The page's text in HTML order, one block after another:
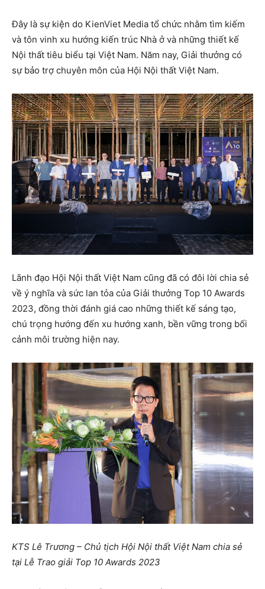
Đây là sự kiện do KienViet Media tổ chức nhằm tìm kiếm
và tôn vinh xu hướng kiến trúc Nhà ở và những thiết kế
Nội thất tiêu biểu tại Việt Nam. Năm nay, Giải thưởng có
sự bảo trợ chuyên môn của Hội Nội thất Việt Nam.
Lãnh đạo Hội Nội thất Việt Nam cũng đã có đôi lời chia sẻ
về ý nghĩa và sức lan tỏa của Giải thưởng Top 10 Awards
2023, đồng thời đánh giá cao những thiết kế sáng tạo,
chú trọng hướng đến xu hướng xanh, bền vững trong bối
cảnh môi trường hiện nay.
KTS Lê Trương – Chủ tịch Hội Nội thất Việt Nam chia sẻ
tại Lễ Trao giải Top 10 Awards 2023